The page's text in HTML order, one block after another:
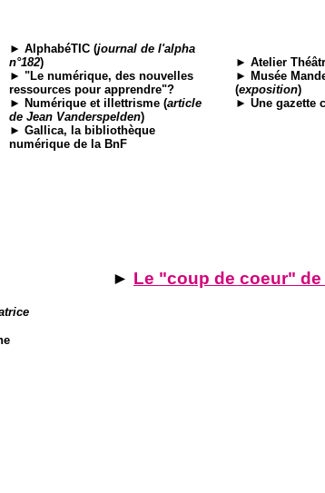
► AlphabéTIC (journal de l'alpha
n°182)
► "Le numérique, des nouvelles
ressources pour apprendre"?
► Numérique et illettrisme (article
de Jean Vanderspelden)
► Gallica, la bibliothèque
numérique de la BnF
► Atelier
► Musée
(exposition)
► Une gazette
► Le "coup de coeur" de